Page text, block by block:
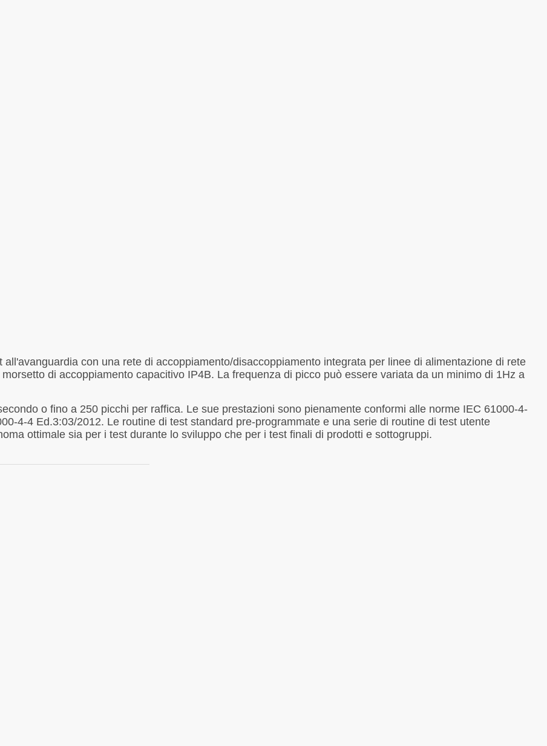
con una rete di accoppiamento/disaccoppiamento integrata per linee di alimentazione di rete
di accoppiamento capacitivo IP4B. La frequenza di picco può essere variata da un minimo di 1Hz a
o fino a 250 picchi per raffica. Le sue prestazioni sono pienamente conformi alle norme IEC 61000-4-
4-4 Ed.3:03/2012. Le routine di test standard pre-programmate e una serie di routine di test utente
ottimale sia per i test durante lo sviluppo che per i test finali di prodotti e sottogruppi.